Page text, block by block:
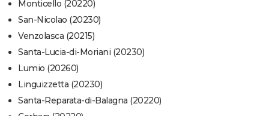
Monticello (20220)
San-Nicolao (20230)
Venzolasca (20215)
Santa-Lucia-di-Moriani (20230)
Lumio (20260)
Linguizzetta (20230)
Santa-Reparata-di-Balagna (20220)